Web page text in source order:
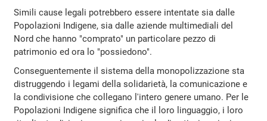
Simili cause legali potrebbero essere intentate sia dalle
Popolazioni Indigene, sia dalle aziende multimediali del
Nord che hanno "comprato" un particolare pezzo di
patrimonio ed ora lo "possiedono".
Conseguentemente il sistema della monopolizzazione sta
distruggendo i legami della solidarietà, la comunicazione e
la condivisione che collegano l'intero genere umano. Per le
Popolazioni Indigene significa che il loro linguaggio, i loro